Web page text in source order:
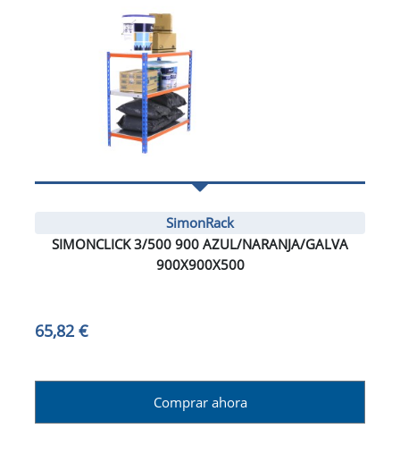
SimonRack
SIMONCLICK 3/500 900 AZUL/NARANJA/GALVA
900X900X500
65,82 €
Comprar ahora